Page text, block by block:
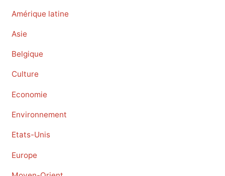
Amérique latine
Asie
Belgique
Culture
Economie
Environnement
Etats-Unis
Europe